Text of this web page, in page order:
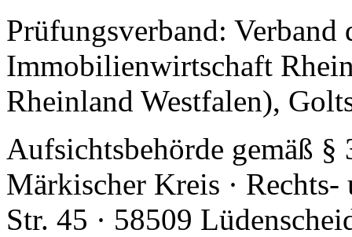
Prüfungsverband: Verband
Immobilienwirtschaft
Rheinland Westfalen),
Aufsichtsbehörde gemäß
Märkischer Kreis ·
Str. 45 · 58509